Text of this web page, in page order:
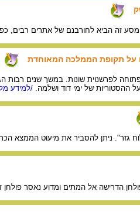
על תקופת הממלכה המאוחדת
לפרשנוית שונות. במשך שנים
/למידע
ניתן להסביר את מיעוט הממצא
הדרישה אל המתים ומדוע נאסר פולחן